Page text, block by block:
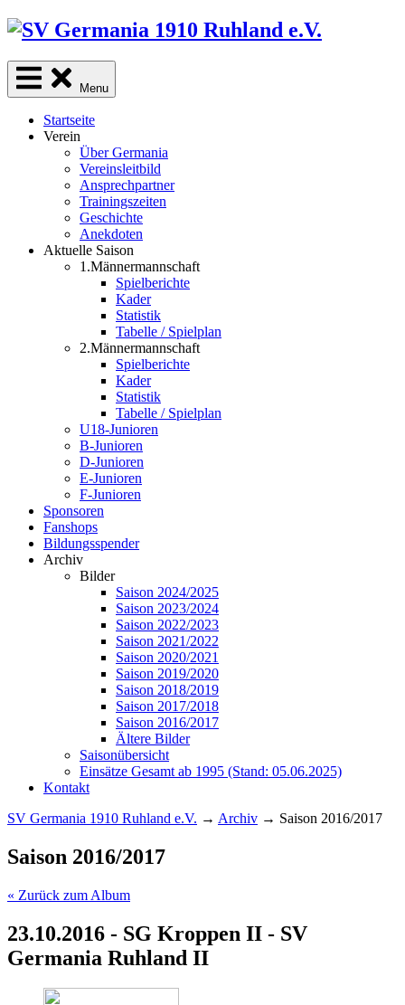
Skip
content
Menu
Startseite
Verein
Über Germania
Vereinsleitbild
Ansprechpartner
Trainingszeiten
Geschichte
Anekdoten
Aktuelle Saison
1.Männermannschaft
Spielberichte
Kader
Statistik
Tabelle / Spielplan
2.Männermannschaft
Spielberichte
Kader
Statistik
Tabelle / Spielplan
U18-Junioren
B-Junioren
D-Junioren
E-Junioren
F-Junioren
Sponsoren
Fanshops
Bildungsspender
Archiv
Bilder
Saison 2024/2025
Saison 2023/2024
Saison 2022/2023
Saison 2021/2022
Saison 2020/2021
Saison 2019/2020
Saison 2018/2019
Saison 2017/2018
Saison 2016/2017
Ältere Bilder
Saisonübersicht
Einsätze Gesamt ab 1995 (Stand: 05.06.2025)
Kontakt
SV Germania 1910 Ruhland e.V. → Archiv → Saison 2016/2017
Saison 2016/2017
« Zurück zum Album
23.10.2016 - SG Kroppen II - SV
Germania Ruhland II